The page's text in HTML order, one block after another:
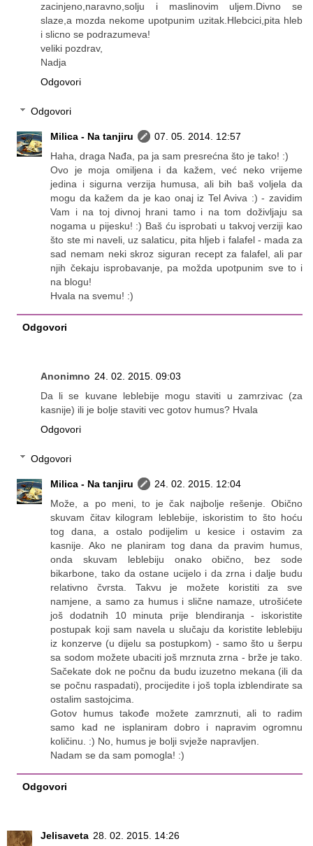
zacinjeno,naravno,solju i maslinovim uljem.Divno se
slaze,a mozda nekome upotpunim uzitak.Hlebcici,pita hleb
i slicno se podrazumeva!
veliki pozdrav,
Nadja
Odgovori
Odgovori
Milica - Na tanjiru
07. 05. 2014. 12:57
Haha, draga Nađa, pa ja sam presrećna što je tako! :)
Ovo je moja omiljena i da kažem, već neko vrijeme
jedina i sigurna verzija humusa, ali bih baš voljela da
mogu da kažem da je kao onaj iz Tel Aviva :) - zavidim
Vam i na toj divnoj hrani tamo i na tom doživljaju sa
nogama u pijesku! :) Baš ću isprobati u takvoj verziji kao
što ste mi naveli, uz salaticu, pita hljeb i falafel - mada za
sad nemam neki skroz siguran recept za falafel, ali par
njih čekaju isprobavanje, pa možda upotpunim sve to i
na blogu!
Hvala na svemu! :)
Odgovori
Anonimno 24. 02. 2015. 09:03
Da li se kuvane leblebije mogu staviti u zamrzivac (za
kasnije) ili je bolje staviti vec gotov humus? Hvala
Odgovori
Odgovori
Milica - Na tanjiru
24. 02. 2015. 12:04
Može, a po meni, to je čak najbolje rešenje. Obično
skuvam čitav kilogram leblebije, iskoristim to što hoću
tog dana, a ostalo podijelim u kesice i ostavim za
kasnije. Ako ne planiram tog dana da pravim humus,
onda skuvam leblebiju onako obično, bez sode
bikarbone, tako da ostane ucijelo i da zrna i dalje budu
relativno čvrsta. Takvu je možete koristiti za sve
namjene, a samo za humus i slične namaze, utrošićete
još dodatnih 10 minuta prije blendiranja - iskoristite
postupak koji sam navela u slučaju da koristite leblebiju
iz konzerve (u dijelu sa postupkom) - samo što u šerpu
sa sodom možete ubaciti još mrznuta zrna - brže je tako.
Sačekate dok ne počnu da budu izuzetno mekana (ili da
se počnu raspadati), procijedite i još topla izblendirate sa
ostalim sastojcima.
Gotov humus takođe možete zamrznuti, ali to radim
samo kad ne isplaniram dobro i napravim ogromnu
količinu. :) No, humus je bolji svježe napravljen.
Nadam se da sam pomogla! :)
Odgovori
Jelisaveta 28. 02. 2015. 14:26